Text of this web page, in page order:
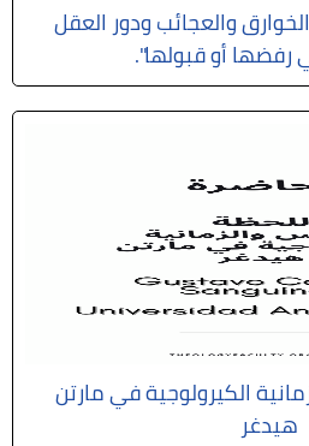
والعجائب ودور العقل
رفضها أو قبولها".
الكيرولوجية في مارتن
هيدغر